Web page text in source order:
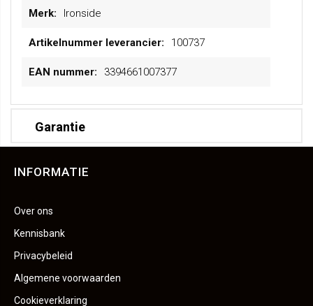
Ironside
100737
3394661007377
Garantie
INFORMATIE
Over ons
Kennisbank
Privacybeleid
Algemene voorwaarden
Cookieverklaring